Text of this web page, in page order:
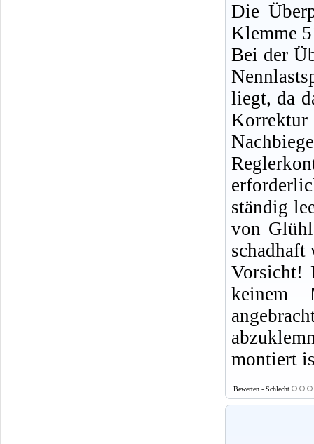
Die
Klemme
Bei der
liegt, da
ständig
von
schadhaft
Vorsicht!
keinem
montiert
Bewerten - Schlecht